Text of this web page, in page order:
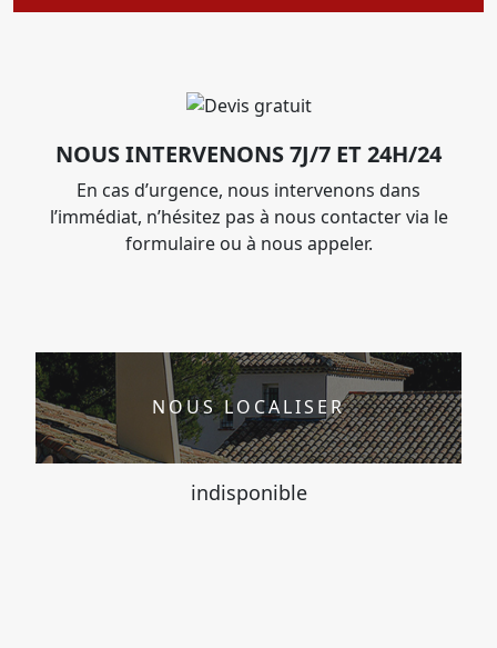
NOUS INTERVENONS 7J/7 ET 24H/24
En cas d’urgence, nous intervenons dans
l’immédiat, n’hésitez pas à nous contacter via le
formulaire ou à nous appeler.
NOUS LOCALISER
indisponible